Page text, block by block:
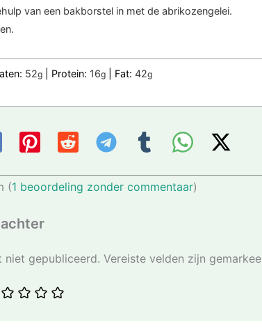
van een bakborstel in met de abrikozengelei.
52g Protein: 16g Fat: 42g
(1 beoordeling zonder commentaar)
gepubliceerd. Vereiste velden zijn